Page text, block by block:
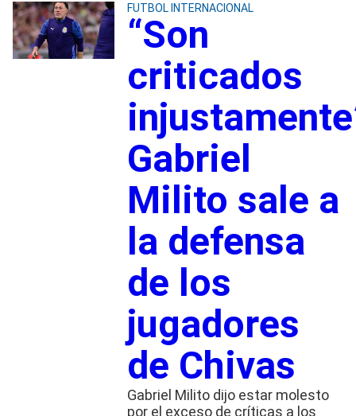
FUTBOL INTERNACIONAL
“Son
criticados
Gabriel
Milito sale a
la defensa
de los
jugadores
de Chivas
Gabriel Milito dijo estar molesto
por el exceso de críticas a los